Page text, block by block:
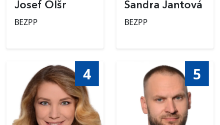
Josef Olšr
BEZPP
Sandra Jantová
BEZPP
4 5